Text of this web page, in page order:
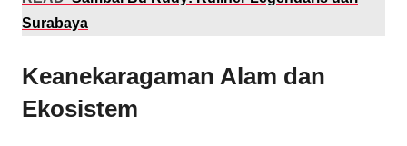
Surabaya
Keanekaragaman Alam dan
Ekosistem